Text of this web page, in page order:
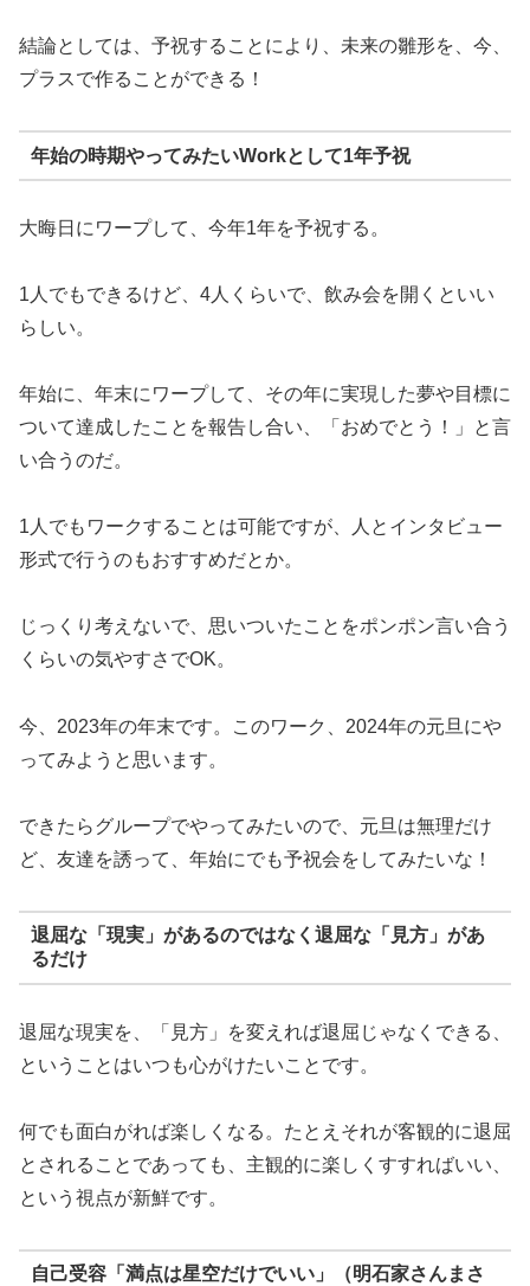
結論としては、予祝することにより、未来の雛形を、今、
プラスで作ることができる！
年始の時期やってみたいWorkとして1年予祝
大晦日にワープして、今年1年を予祝する。
1人でもできるけど、4人くらいで、飲み会を開くといい
らしい。
年始に、年末にワープして、その年に実現した夢や目標に
ついて達成したことを報告し合い、「おめでとう！」と言
い合うのだ。
1人でもワークすることは可能ですが、人とインタビュー
形式で行うのもおすすめだとか。
じっくり考えないで、思いついたことをポンポン言い合う
くらいの気やすさでOK。
今、2023年の年末です。このワーク、2024年の元旦にや
ってみようと思います。
できたらグループでやってみたいので、元旦は無理だけ
ど、友達を誘って、年始にでも予祝会をしてみたいな！
退屈な「現実」があるのではなく退屈な「見方」があ
るだけ
退屈な現実を、「見方」を変えれば退屈じゃなくできる、
ということはいつも心がけたいことです。
何でも面白がれば楽しくなる。たとえそれが客観的に退屈
とされることであっても、主観的に楽しくすすればいい、
という視点が新鮮です。
自己受容「満点は星空だけでいい」（明石家さんまさ